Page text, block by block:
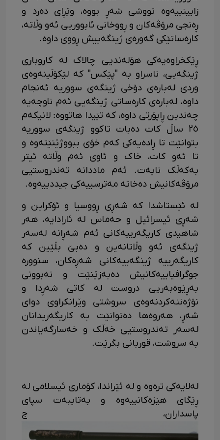
زایینییەوە تووشی شەڕ بووە، وێڕای دەرد و
ڕەنجی مرۆڤەکان و ڕووخانی ئابووریی ئەو وڵاتە،
کارەساتێکی گەورەی ژینگەییش ڕووی داوە.
ڕێکخراوەیەکی هۆلەندیی چالاک لە کاروباری
ژینگەیی، ناسراو بە "پێکس" کە لێکۆڵینەوەی
وردی لەبارەی دۆخی ژینگەی سووریە ئەنجام
داوە، لەبارەی کارەساتی ژینگەیی ئەم ناوچەیە
چەندین ڕاپۆرتی داوە، کە تێیدا هاتووە: لانیکەم
٢٥ ساڵ کات دەبات تاکوو ژینگەی سووریە
بتوانێت تا ڕادەیەکی کەم خۆی ببووژێنێتەوە و
تا ئەو کات، خاک و ئاوی ئەم وڵاتە ئیتر
بەکەڵک نایەت. ئەم ماددانە تەندروستیی
مرۆڤەکانیش دەخاتە مەترسییەکی جیددییەوە.
لە ئێستاشدا کە شەڕی ڕووسیا و ئۆکراین و
شەڕی ئیسرائیل و حەماس لە ئارادایە، هەر
شاهیدی کاریگەرییەکانی ئەم شەڕانە لەسەر
ژینگەی ئەو وڵاتانەین و دەبێ بڵێین کە
کاریگەرییە ژینگەییەکانی شەڕەکان، سنوورە
جوگرافیاییەکانیش دەبەزێنێت و نەبوونی
بەڕێوەبەریی دروست لە کاتی شەڕدا و
نۆژەننەکردنەوەی سروشتی وێرانکراوی دوای
شەڕ، هەروەها دەتوانێت بە کاریگەریدانان
لەسەر تەندروستیی خەڵک و خەسارگەیاندن
بە سروشت، قوربانی بگرێت.
لەلایەکی ترەوە و لە ئێراندا، کۆماری ئیسلامی لە
ڕێگای هێزەکانییەوە و بەتایبەت سپای
پاسداران، ج